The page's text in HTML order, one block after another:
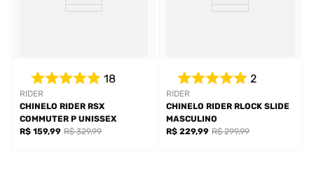
RIDER
18
CHINELO RIDER RSX
COMMUTER P UNISSEX
R$ 159,99 R$ 329,99
RIDER
2
CHINELO RIDER RLOCK SLIDE
MASCULINO
R$ 229,99 R$ 299,99